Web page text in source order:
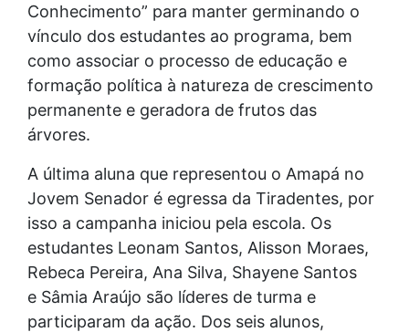
Conhecimento” para manter germinando o
vínculo dos estudantes ao programa, bem
como associar o processo de educação e
formação política à natureza de crescimento
permanente e geradora de frutos das
árvores.
A última aluna que representou o Amapá no
Jovem Senador é egressa da Tiradentes, por
isso a campanha iniciou pela escola. Os
estudantes Leonam Santos, Alisson Moraes,
Rebeca Pereira, Ana Silva, Shayene Santos
e Sâmia Araújo são líderes de turma e
participaram da ação. Dos seis alunos,